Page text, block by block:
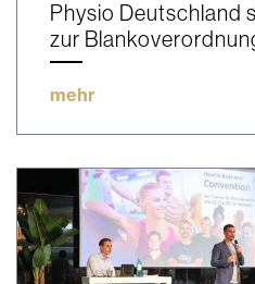
Physio Deutschland
zur
mehr